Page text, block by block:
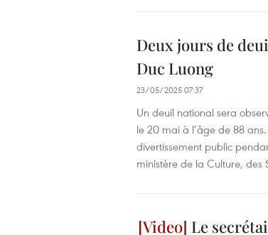
Deux jours de
Duc Luong
23/05/2025 07:37
Un deuil national sera
le 20 mai à l’âge de 88
divertissement public
ministère de la Culture, des
Le